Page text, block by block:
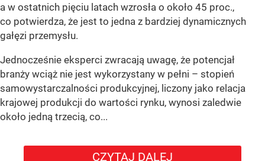
a w ostatnich pięciu latach wzrosła o około 45 proc.,
co potwierdza, że jest to jedna z bardziej dynamicznych
gałęzi przemysłu.
Jednocześnie eksperci zwracają uwagę, że potencjał
branży wciąż nie jest wykorzystany w pełni – stopień
samowystarczalności produkcyjnej, liczony jako relacja
krajowej produkcji do wartości rynku, wynosi zaledwie
około jedną trzecią, co...
CZYTAJ DALEJ